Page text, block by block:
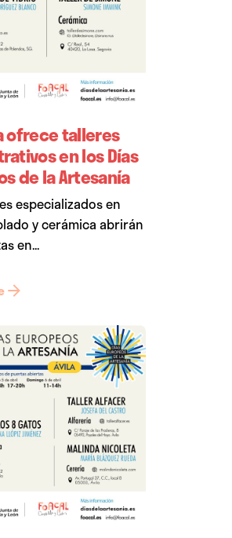
ofrece talleres
en los Días
de la Artesanía
especializados en
y cerámica abrirán
en...